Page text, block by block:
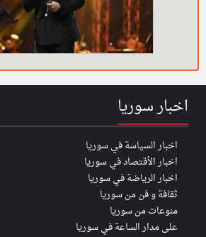
اخبار سوريا
اخبار السياسة في سوريا
اخبار الأقتصاد في سوريا
اخبار الرياضة في سوريا
ثقافة و فن من سوريا
منوعات من سوريا
على مدار الساعة في سوريا